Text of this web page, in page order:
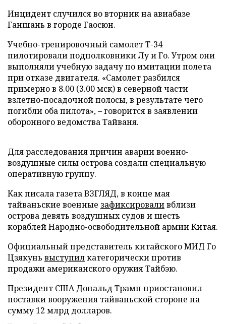
Инцидент случился во вторник на авиабазе
Ганшань в городе Гаосюн.
Учебно-тренировочный самолет Т-34
пилотировали подполковники Лу и Го. Утром они
выполняли учебную задачу по имитации полета
при отказе двигателя. «Самолет разбился
примерно в 8.00 (3.00 мск) в северной части
взлетно-посадочной полосы, в результате чего
погибли оба пилота», – говорится в заявлении
оборонного ведомства Тайваня.
Для расследования причин аварии военно-
воздушные силы острова создали специальную
оперативную группу.
Как писала газета ВЗГЛЯД, в конце мая
тайваньские военные зафиксироваливблизи
острова девять воздушных судов и шесть
кораблей Народно-освободительной армии Китая.
Официальный представитель китайского МИД Го
Цзякунь выступилкатегорически против
продажи американского оружия Тайбэю.
Президент США Дональд Трамп приостановил
поставки вооружения тайваньской стороне на
сумму 12 млрд долларов.